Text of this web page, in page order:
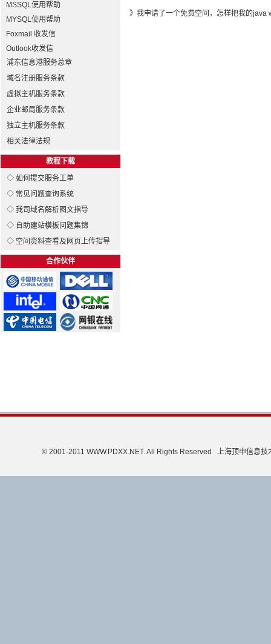
MSSQL使用帮助
MYSQL使用帮助
Foxmail 收发信
Outlook收发信
浦东信息港服务总章
域名注册服务条款
虚拟主机服务条款
企业邮局服务条款
独立主机服务条款
相关法律法规
教程下载
◇ 如何提交服务工单
◇ 常见问题查询系统
◇ 我司域名解析图文指导
◇ 自助建站模板问题集锦
◇ 空间资料查看及网页上传指导
合作伙伴
》 我申请了一个免费空间，怎样把我的java
© 2001-2011 WWW.PDXX.NET. All Rights Reserved 上海顶申信息